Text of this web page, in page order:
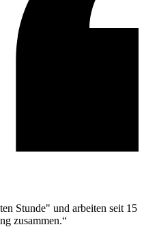
Stunde" und arbeiten seit 15
zusammen.“